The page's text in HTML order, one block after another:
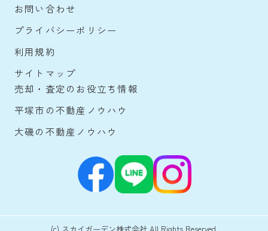
お問い合わせ
プライバシーポリシー
利用規約
サイトマップ
売却・査定のお役立ち情報
平塚市の不動産ノウハウ
大磯の不動産ノウハウ
(c) スカイガーデン株式会社 All Rights Reserved.